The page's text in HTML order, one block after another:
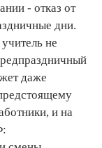
- отказ от
дни.
не
даже
и на